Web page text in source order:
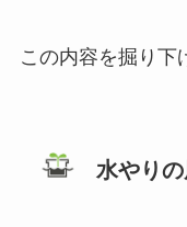
この内容を掘り下
水やりの